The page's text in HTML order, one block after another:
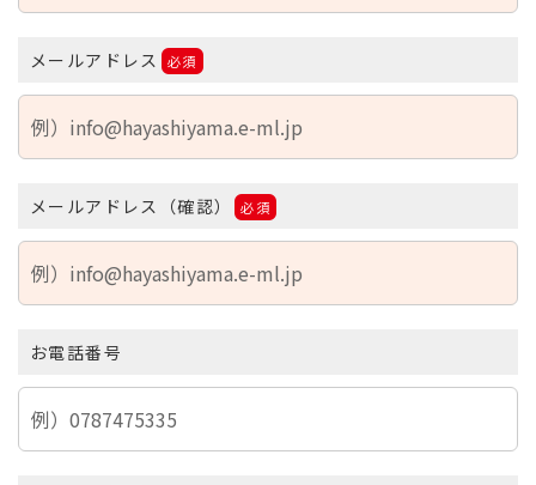
メールアドレス 必須
メールアドレス（確認） 必須
お電話番号